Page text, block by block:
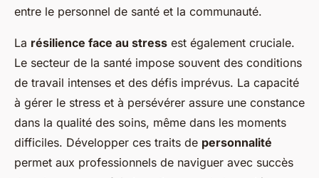
entre le personnel de santé et la communauté.
La résilience face au stress est également cruciale.
Le secteur de la santé impose souvent des conditions
de travail intenses et des défis imprévus. La capacité
à gérer le stress et à persévérer assure une constance
dans la qualité des soins, même dans les moments
difficiles. Développer ces traits de personnalité
permet aux professionnels de naviguer avec succès